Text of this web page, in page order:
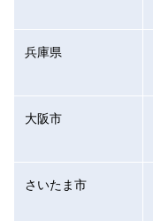
兵庫県
大阪市
さいたま市